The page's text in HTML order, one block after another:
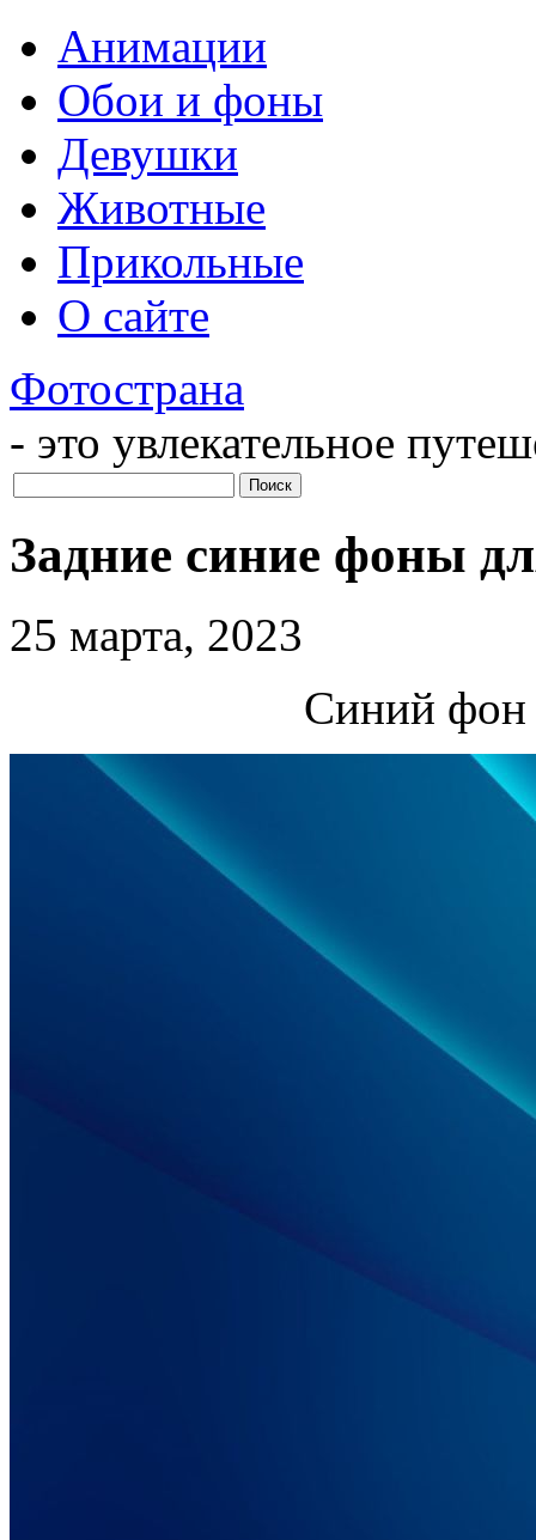
Анимации
Обои и фоны
Девушки
Животные
Прикольные
О сайте
Фотострана
- это увлекательное
Задние синие фоны
25 марта, 2023
Синий фон